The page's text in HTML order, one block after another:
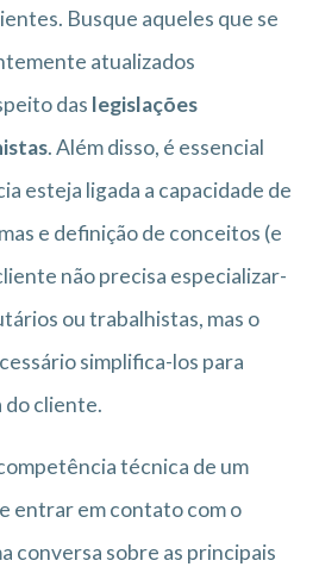
Busque aqueles que se
atualizados
das legislações
. Além disso, é essencial
esteja ligada a capacidade de
e definição de conceitos (e
não precisa especializar-
ou trabalhistas, mas o
simplifica-los para
do cliente.
técnica de um
entrar em contato com o
conversa sobre as principais